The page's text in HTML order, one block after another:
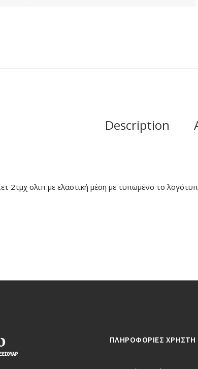
Description
2τμχ σλιπ με ελαστική μέση με τυπωμένο το
ΠΛΗΡΟΦΟΡΙΕΣ ΧΡΗΣΤΗ